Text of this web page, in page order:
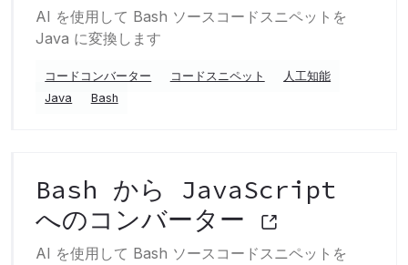
AI を使用して Bash ソースコードスニペットを
Java に変換します
コードコンバーター コードスニペット
人工知能
Java
Bash
Bash から JavaScript
へのコンバーター
AI を使用して Bash ソースコードスニペットを